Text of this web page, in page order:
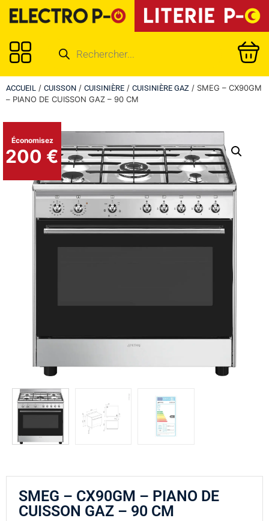
ACCUEIL / CUISSON / CUISINIÈRE / CUISINIÈRE GAZ / SMEG – CX90GM
– PIANO DE CUISSON GAZ – 90 CM
Économisez
200 €
SMEG – CX90GM – PIANO DE
CUISSON GAZ – 90 CM